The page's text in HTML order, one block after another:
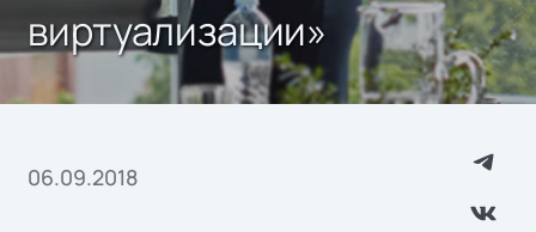
виртуализации»
06.09.2018